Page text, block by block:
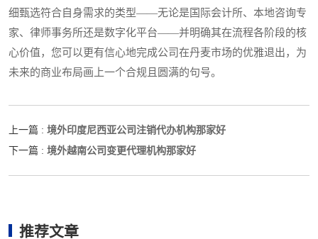
细甄选符合自身需求的类型——无论是国际会计所、本地咨询专
家、律师事务所还是数字化平台——并明确其在流程各阶段的核
心价值，您可以更有信心地完成公司在丹麦市场的优雅退出，为
未来的商业布局画上一个合规且圆满的句号。
上一篇 : 境外印度尼西亚公司注销代办机构那家好
下一篇 : 境外越南公司变更代理机构那家好
推荐文章